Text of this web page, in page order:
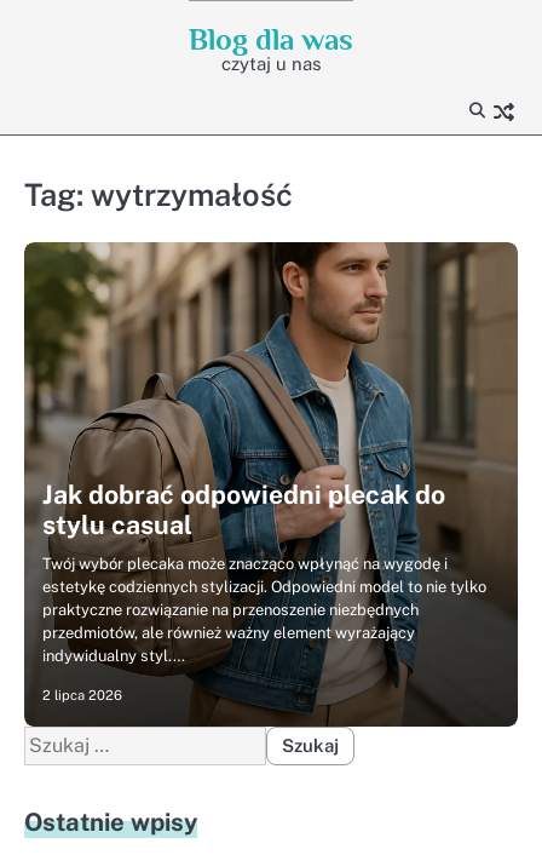
Blog dla was
czytaj u nas
Tag: wytrzymałość
Jak dobrać odpowiedni plecak do
stylu casual
Twój wybór plecaka może znacząco wpłynąć na wygodę i
estetykę codziennych stylizacji. Odpowiedni model to nie tylko
praktyczne rozwiązanie na przenoszenie niezbędnych
przedmiotów, ale również ważny element wyrażający
indywidualny styl.…
2 lipca 2026
Szukaj:
Ostatnie wpisy